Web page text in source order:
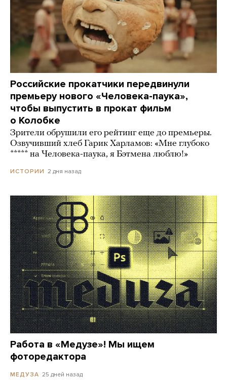
Российские прокатчики передвинули
премьеру нового «Человека-паука»,
чтобы выпустить в прокат фильм
о Колобке
Зрители обрушили его рейтинг еще до премьеры.
Озвучивший хлеб Гарик Харламов: «Мне глубоко
***** на Человека-паука, я Бэтмена люблю!»
ИСТОРИИ 2 дня назад
Работа в «Медузе»! Мы ищем
фоторедактора
МЕДУЗА 25 дней назад